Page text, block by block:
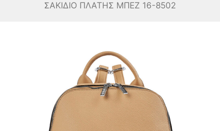
ΣΑΚΙΔΙΟ ΠΛΑΤΗΣ ΜΠΕΖ 16-8502